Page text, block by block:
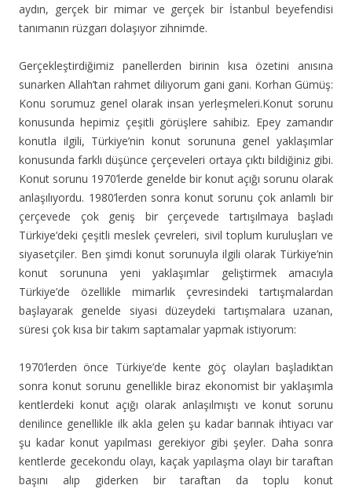
aydın, gerçek bir mimar ve gerçek bir İstanbul beyefendisi
tanımanın rüzgarı dolaşıyor zihnimde.
Gerçekleştirdiğimiz panellerden birinin kısa özetini anısına
sunarken Allah’tan rahmet diliyorum gani gani. Korhan Gümüş:
Konu sorumuz genel olarak insan yerleşmeleri.Konut sorunu
konusunda hepimiz çeşitli görüşlere sahibiz. Epey zamandır
konutla ilgili, Türkiye’nin konut sorununa genel yaklaşımlar
konusunda farklı düşünce çerçeveleri ortaya çıktı bildiğiniz gibi.
Konut sorunu 1970’lerde genelde bir konut açığı sorunu olarak
anlaşılıyordu. 1980’lerden sonra konut sorunu çok anlamlı bir
çerçevede çok geniş bir çerçevede tartışılmaya başladı
Türkiye’deki çeşitli meslek çevreleri, sivil toplum kuruluşları ve
siyasetçiler. Ben şimdi konut sorunuyla ilgili olarak Türkiye’nin
konut sorununa yeni yaklaşımlar geliştirmek amacıyla
Türkiye’de özellikle mimarlık çevresindeki tartışmalardan
başlayarak genelde siyasi düzeydeki tartışmalara uzanan,
süresi çok kısa bir takım saptamalar yapmak istiyorum:
1970’lerden önce Türkiye’de kente göç olayları başladıktan
sonra konut sorunu genellikle biraz ekonomist bir yaklaşımla
kentlerdeki konut açığı olarak anlaşılmıştı ve konut sorunu
denilince genellikle ilk akla gelen şu kadar barınak ihtiyacı var
şu kadar konut yapılması gerekiyor gibi şeyler. Daha sonra
kentlerde gecekondu olayı, kaçak yapılaşma olayı bir taraftan
başını alıp giderken bir taraftan da toplu konut